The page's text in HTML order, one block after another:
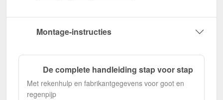
Montage-instructies
De complete handleiding stap voor stap
Met rekenhulp en fabrikantgegevens voor goot en
regenpijp